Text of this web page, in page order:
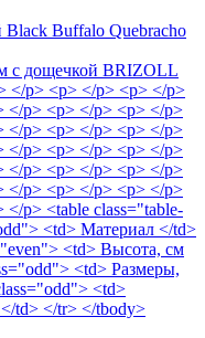
Buffalo Quebracho